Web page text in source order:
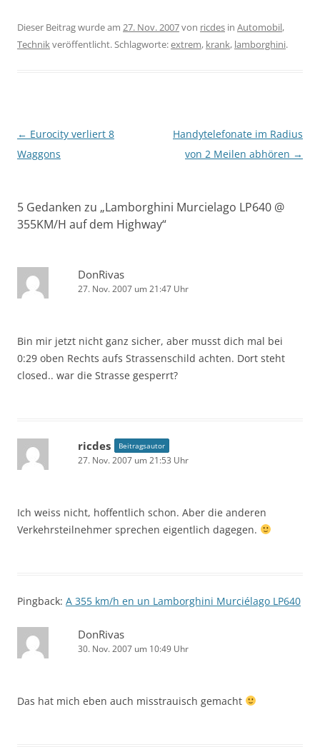
Dieser Beitrag wurde am 27. Nov. 2007von ricdes in Automobil,
Technikveröffentlicht. Schlagworte:extrem, krank, lamborghini.
Beitragsnavigation
← Eurocity verliert 8
Waggons
Handytelefonate im Radius
von 2 Meilen abhören →
5 Gedanken zu „Lamborghini Murcielago LP640 @
355KM/H auf dem Highway“
DonRivas
27. Nov. 2007 um 21:47 Uhr
Bin mir jetzt nicht ganz sicher, aber musst dich mal bei
0:29 oben Rechts aufs Strassenschild achten. Dort steht
closed.. war die Strasse gesperrt?
ricdes Beitragsautor
27. Nov. 2007 um 21:53 Uhr
Ich weiss nicht, hoffentlich schon. Aber die anderen
Verkehrsteilnehmer sprechen eigentlich dagegen.
Pingback: A 355 km/h en un Lamborghini Murciélago LP640
DonRivas
30. Nov. 2007 um 10:49 Uhr
Das hat mich eben auch misstrauisch gemacht